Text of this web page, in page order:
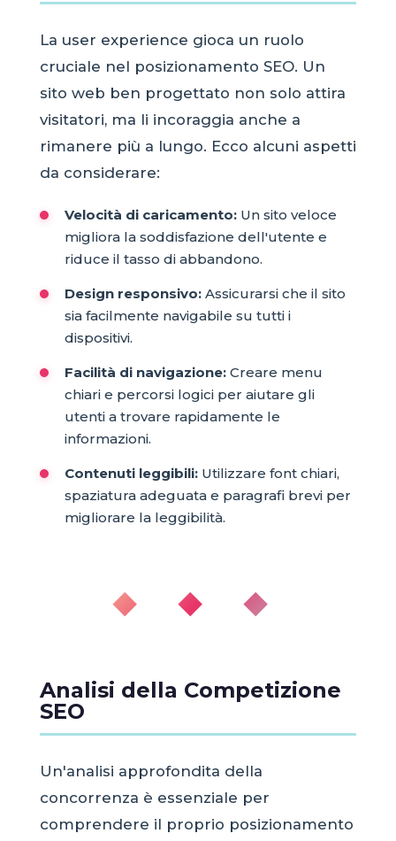
La user experience gioca un ruolo
cruciale nel posizionamento SEO. Un
sito web ben progettato non solo attira
visitatori, ma li incoraggia anche a
rimanere più a lungo. Ecco alcuni aspetti
da considerare:
Velocità di caricamento:Un sito veloce
migliora la soddisfazione dell'utente e
riduce il tasso di abbandono.
Design responsivo:Assicurarsi che il sito
sia facilmente navigabile su tutti i
dispositivi.
Facilità di navigazione:Creare menu
chiari e percorsi logici per aiutare gli
utenti a trovare rapidamente le
informazioni.
Contenuti leggibili:Utilizzare font chiari,
spaziatura adeguata e paragrafi brevi per
migliorare la leggibilità.
◆ ◆ ◆
Analisi della Competizione
SEO
Un'analisi approfondita della
concorrenza è essenziale per
comprendere il proprio posizionamento